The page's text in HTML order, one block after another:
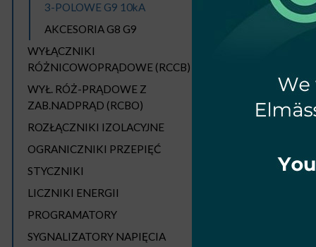
3-POLOWE G9 10kA
AKCESORIA G8 G9
WYŁĄCZNIKI
RÓŻNICOWOPRĄDOWE (RCCB)
WYŁ. RÓŻ-PRĄDOWE Z
ZAB.NADPRĄD (RCBO)
ROZŁĄCZNIKI IZOLACYJNE
OGRANICZNIKI PRZEPIĘĆ
STYCZNIKI
LICZNIKI ENERGII
PROGRAMATORY
SYGNALIZATORY NAPIĘCIA